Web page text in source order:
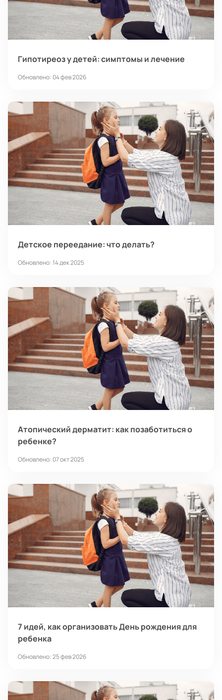
Гипотиреоз у детей: симптомы и лечение
Обновлено: 04 фев 2026
Детское переедание: что делать?
Обновлено: 14 дек 2025
Атопический дерматит: как позаботиться о
ребенке?
Обновлено: 07 окт 2025
7 идей, как организовать День рождения для
ребенка
Обновлено: 25 фев 2026